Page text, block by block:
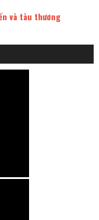
và tàu thương